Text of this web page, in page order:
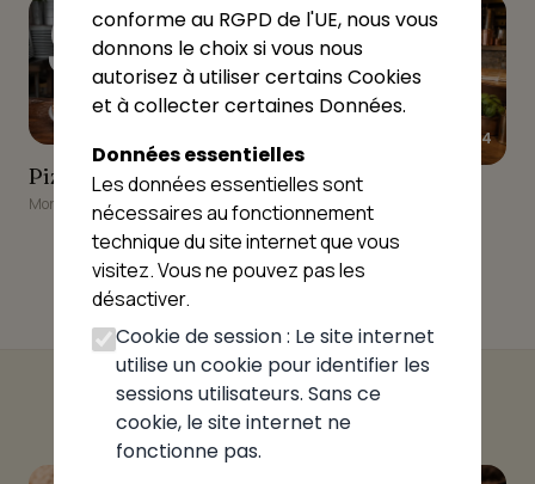
Pizz Parla l Etoile
9
Pizz Parla l Etoile
Montluel
La Pizz'à Papa
10
4.4
La Pizz'à Papa
Béligneux
conforme au RGPD de l'UE, nous vous
donnons le choix si vous nous
autorisez à utiliser certains Cookies
et à collecter certaines Données.
Données essentielles
Les données essentielles sont
nécessaires au fonctionnement
technique du site internet que vous
visitez. Vous ne pouvez pas les
désactiver.
Cookie de session : Le site internet
utilise un cookie pour identifier les
sessions utilisateurs. Sans ce
cookie, le site internet ne
fonctionne pas.